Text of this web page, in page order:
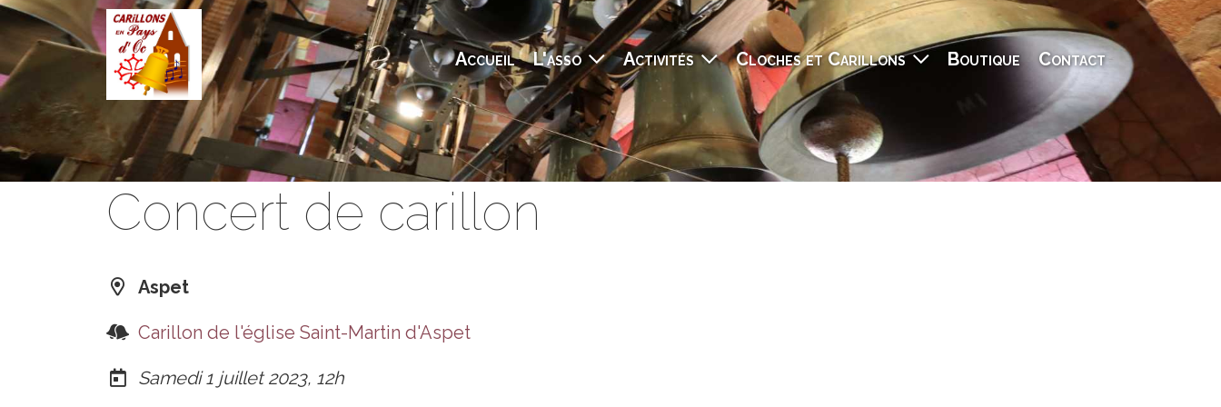
Aller au contenu principal Navigation principale
Accueil L'asso Activités Cloches et Carillons Boutique Contact
Concert de carillon
Aspet
Carillon de l'église Saint-Martin d'Aspet
Samedi 1 juillet 2023, 12h